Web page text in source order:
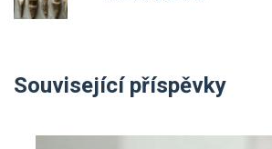
Související příspěvky